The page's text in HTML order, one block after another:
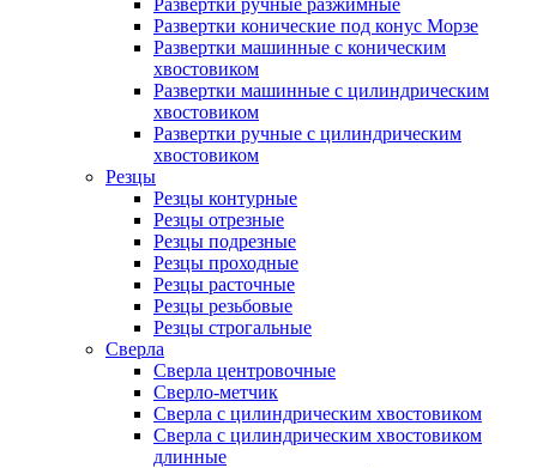
Развертки ручные разжимные
Развертки конические под конус Морзе
Развертки машинные с коническим
хвостовиком
Развертки машинные с цилиндрическим
хвостовиком
Развертки ручные с цилиндрическим
хвостовиком
Резцы
Резцы контурные
Резцы отрезные
Резцы подрезные
Резцы проходные
Резцы расточные
Резцы резьбовые
Резцы строгальные
Сверла
Сверла центровочные
Сверло-метчик
Сверла с цилиндрическим хвостовиком
Сверла с цилиндрическим хвостовиком
длинные